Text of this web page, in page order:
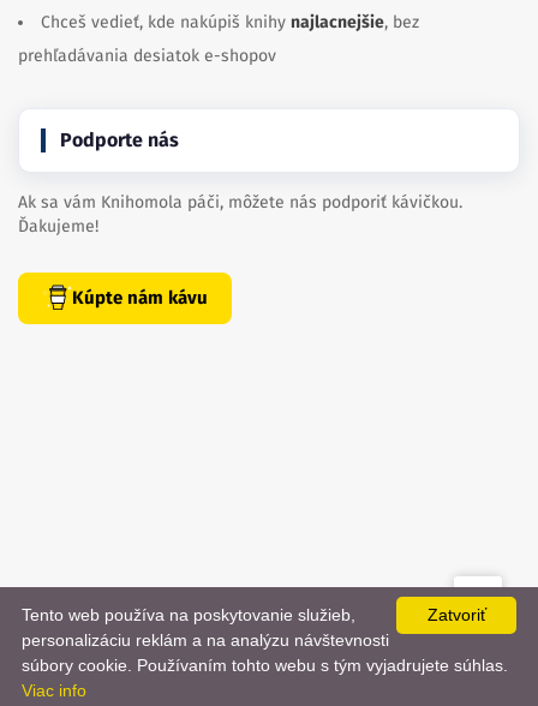
Chceš vedieť, kde nakúpiš knihy najlacnejšie, bez
prehľadávania desiatok e-shopov
Podporte nás
Ak sa vám Knihomola páči, môžete nás podporiť kávičkou.
Ďakujeme!
Kúpte nám kávu
created bydanielhrenak.sk
📨
Zatvoriť
Tento web používa na poskytovanie služieb,
personalizáciu reklám a na analýzu návštevnosti
súbory cookie. Používaním tohto webu s tým vyjadrujete súhlas.
Viac info